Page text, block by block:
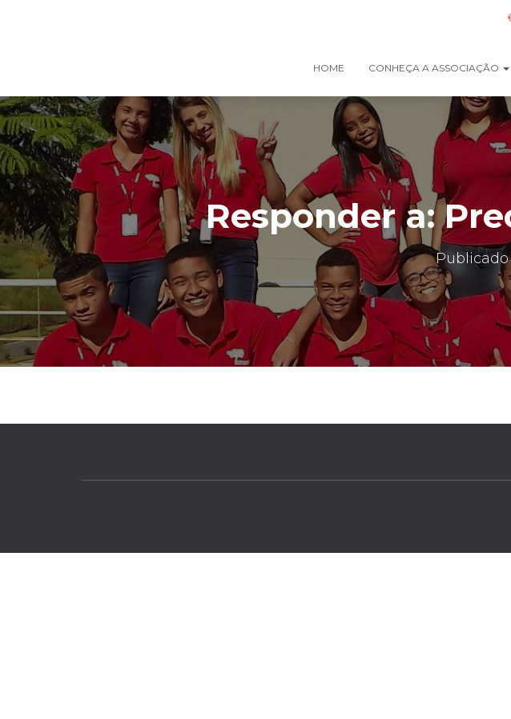
HOME CONHEÇA A ASSOCIAÇÃO
Responder a: